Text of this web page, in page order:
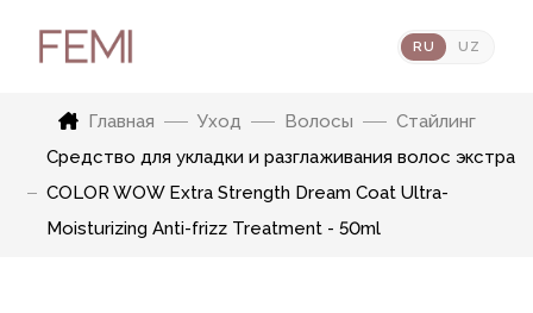
RU UZ
Главная Уход Волосы
Стайлинг
Средство для укладки и разглаживания волос экстра
COLOR WOW Extra Strength Dream Coat Ultra-
Moisturizing Anti-frizz Treatment - 50ml